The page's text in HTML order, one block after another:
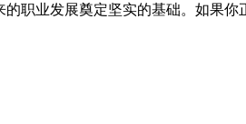
职业发展奠定坚实的基础。如果你